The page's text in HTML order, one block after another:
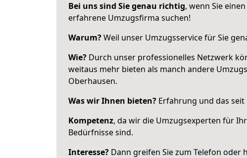
Bei uns sind Sie genau richtig, wenn Sie
erfahrene Umzugsfirma suchen!
Warum?Weil unser Umzugsservice für Sie
Wie? Durch unser professionelles Netzwerk
weitaus mehr bieten als manch andere
Oberhausen.
Was wir Ihnen bieten? Erfahrung und das seit
Kompetenz, da wir die Umzugsexperten für
Bedürfnisse sind.
Interesse? Dann greifen Sie zum Telefon oder